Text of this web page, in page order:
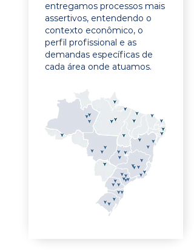
entregamos processos mais
assertivos, entendendo o
contexto econômico, o
perfil profissional e as
demandas específicas de
cada área onde atuamos.